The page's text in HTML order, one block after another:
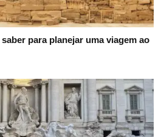
para planejar uma viagem ao